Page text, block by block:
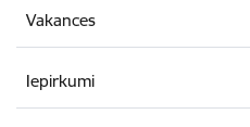
Vakances
Iepirkumi